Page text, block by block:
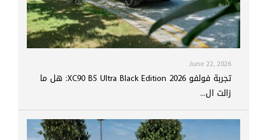
June 22, 2026
تجربة فولفو XC90 B5 Ultra Black Edition 2026: هل ما
زالت ال...